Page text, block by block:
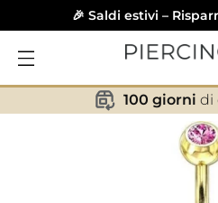
🎉 Saldi estivi –
100 giorni di